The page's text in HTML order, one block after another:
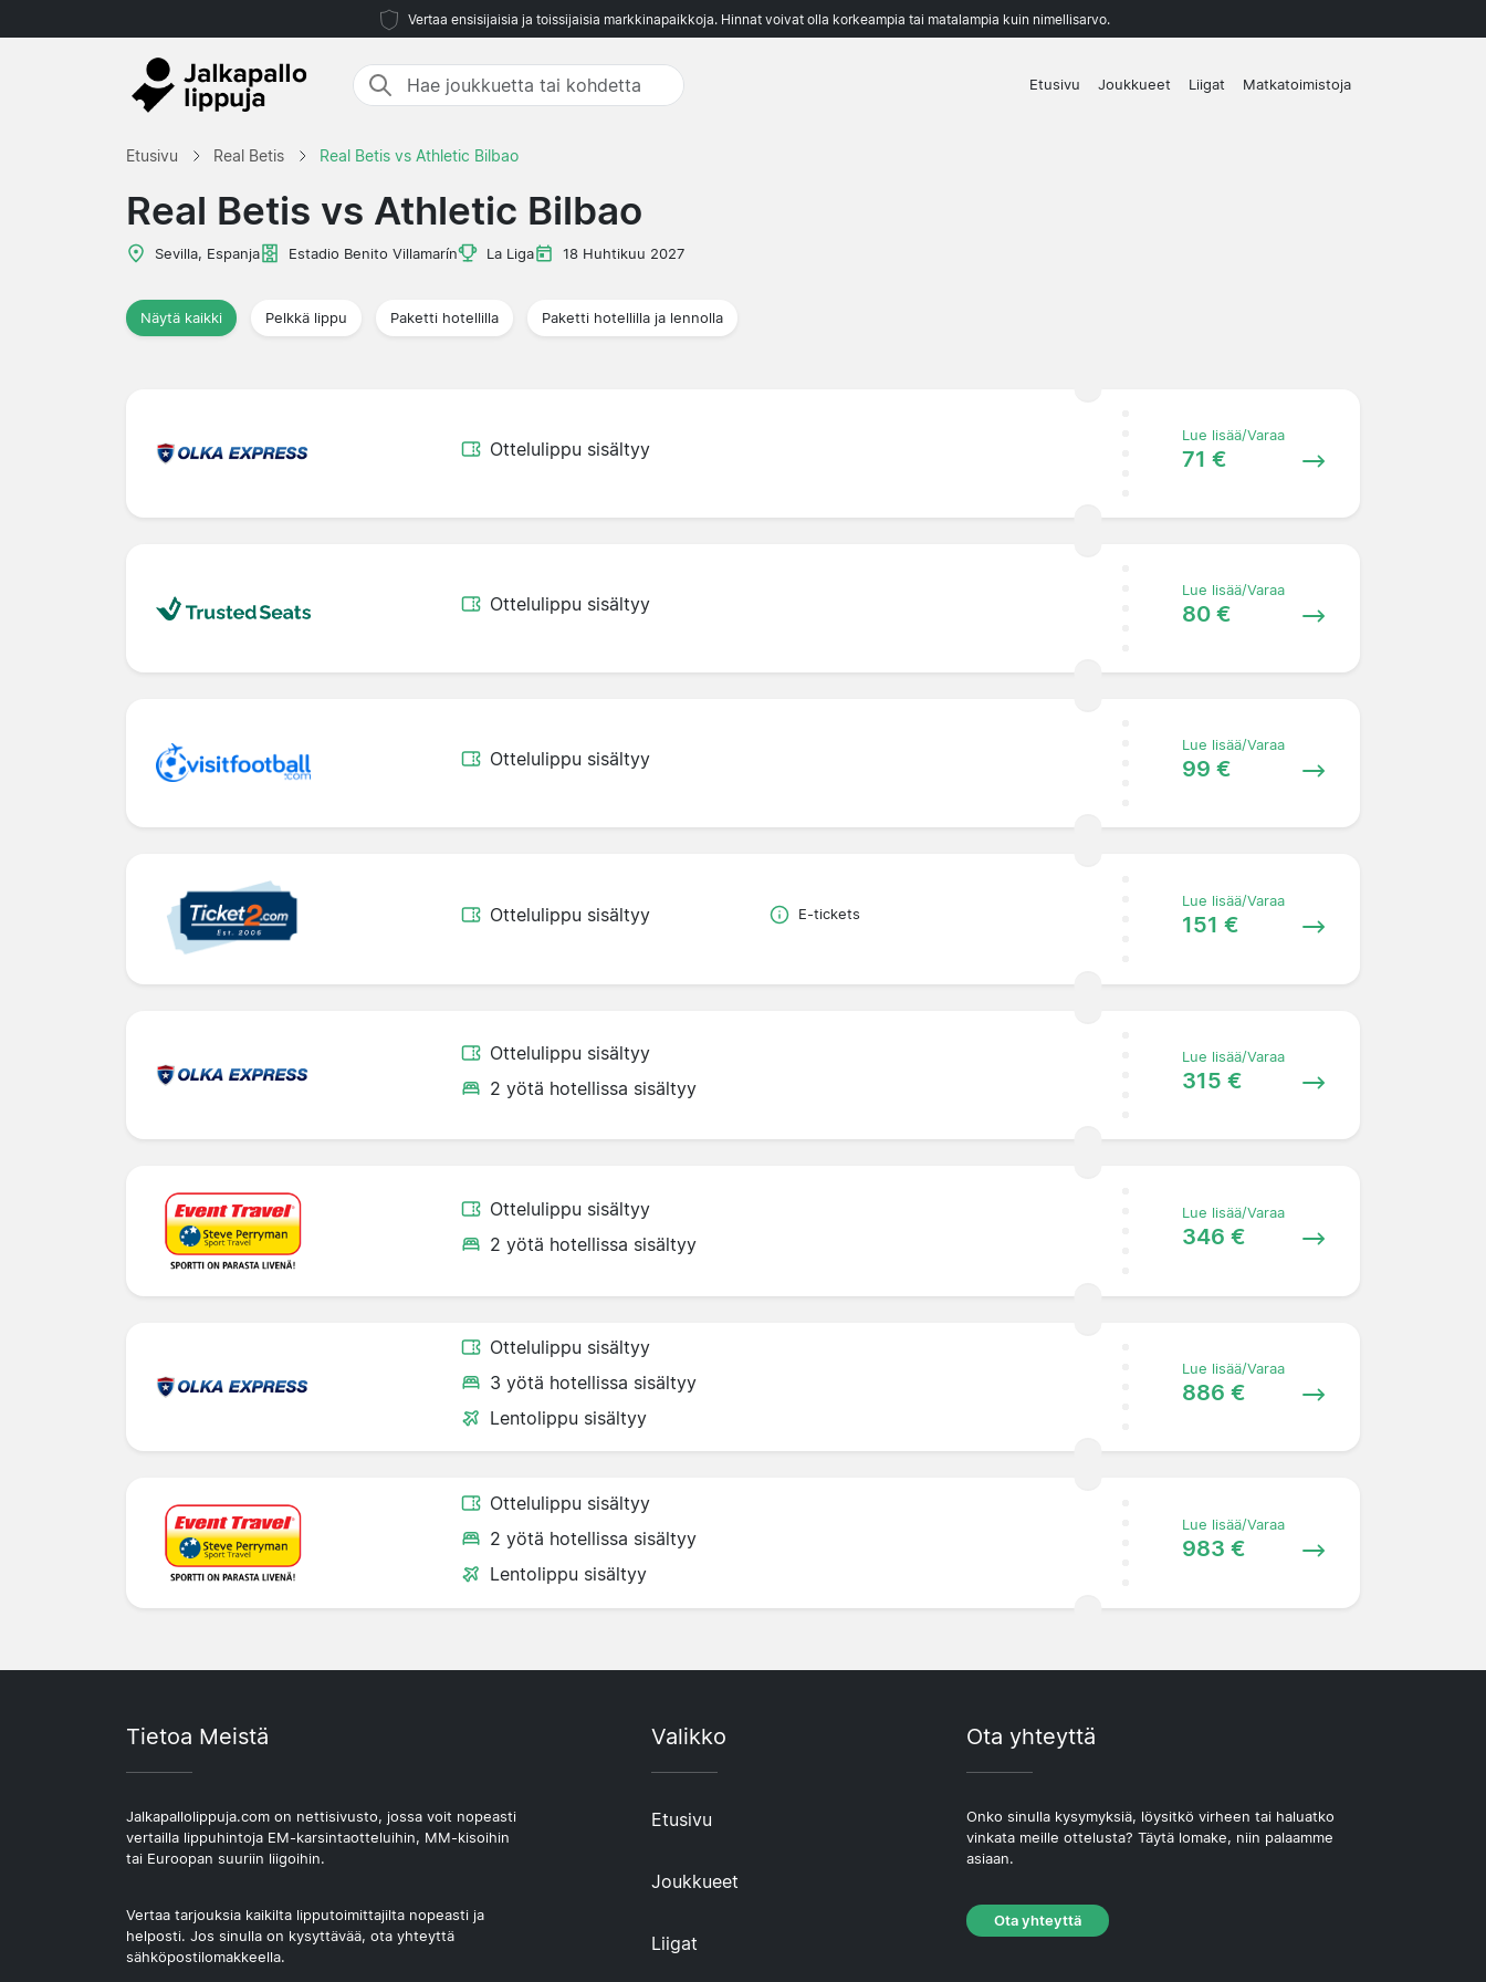
Vertaa ensisijaisia ja toissijaisia markkinapaikkoja. Hinnat voivat olla korkeampia tai matalampia kuin nimellisarvo.
Etusivu Joukkueet Liigat Matkatoimistoja
Etusivu Real Betis Real Betis vs Athletic Bilbao
Real Betis vs Athletic Bilbao
Sevilla, Espanja Estadio Benito Villamarín La Liga 18 Huhtikuu 2027
Näytä kaikki Pelkkä lippu Paketti hotellilla Paketti hotellilla ja lennolla
Ottelulippu sisältyy
Lue lisää/Varaa
71 €
Ottelulippu sisältyy
Lue lisää/Varaa
80 €
Ottelulippu sisältyy
Lue lisää/Varaa
99 €
Ottelulippu sisältyy E-tickets
Lue lisää/Varaa
151 €
Ottelulippu sisältyy
2 yötä hotellissa sisältyy
Lue lisää/Varaa
315 €
Ottelulippu sisältyy
2 yötä hotellissa sisältyy
Lue lisää/Varaa
346 €
Ottelulippu sisältyy
3 yötä hotellissa sisältyy
Lentolippu sisältyy
Lue lisää/Varaa
886 €
Ottelulippu sisältyy
2 yötä hotellissa sisältyy
Lentolippu sisältyy
Lue lisää/Varaa
983 €
Tietoa Meistä
Jalkapallolippuja.com on nettisivusto, jossa voit nopeasti
vertailla lippuhintoja EM-karsintaotteluihin, MM-kisoihin
tai Euroopan suuriin liigoihin.
Vertaa tarjouksia kaikilta lipputoimittajilta nopeasti ja
helposti. Jos sinulla on kysyttävää, ota yhteyttä
sähköpostilomakkeella.
Valikko
Etusivu
Joukkueet
Liigat
Ota yhteyttä
Onko sinulla kysymyksiä, löysitkö virheen tai haluatko
vinkata meille ottelusta? Täytä lomake, niin palaamme
asiaan.
Ota yhteyttä